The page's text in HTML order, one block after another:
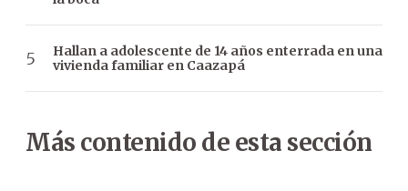
Hallan a adolescente de 14 años enterrada en una
vivienda familiar en Caazapá
Más contenido de esta sección